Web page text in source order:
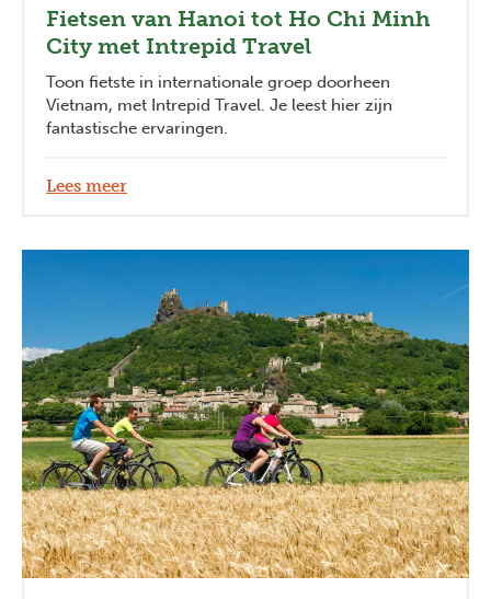
Fietsen van Hanoi tot Ho Chi Minh
City met Intrepid Travel
Toon fietste in internationale groep doorheen
Vietnam, met Intrepid Travel. Je leest hier zijn
fantastische ervaringen.
Lees meer